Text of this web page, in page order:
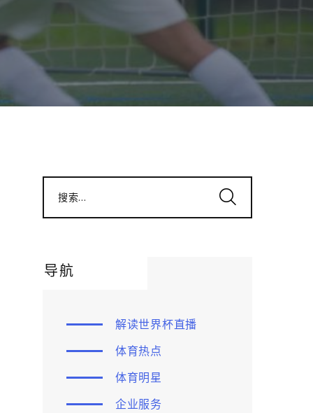
搜索...
导航
解读世界杯直播
体育热点
体育明星
企业服务